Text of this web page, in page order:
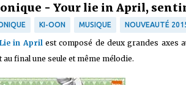
- Your lie in April,
KI-OON MUSIQUE NOUVEAUTÉ
in Aprilest composé de deux grandes axes
au final une seule et même mélodie.